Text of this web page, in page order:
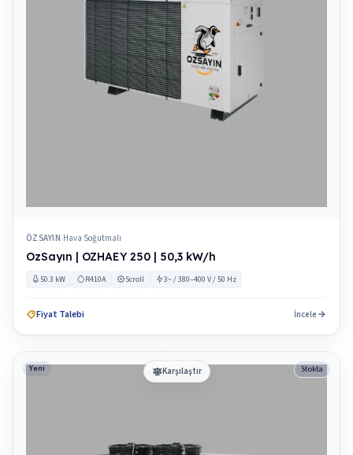
ÖZSAYIN|Hava Soğutmalı
OzSayın | OZHAEY 250 | 50,3 kW/h
50.3 kW R410A Scroll 3~ / 380–400 V / 50 Hz
Fiyat Talebi İncele
Karşılaştır
Yeni Stokta